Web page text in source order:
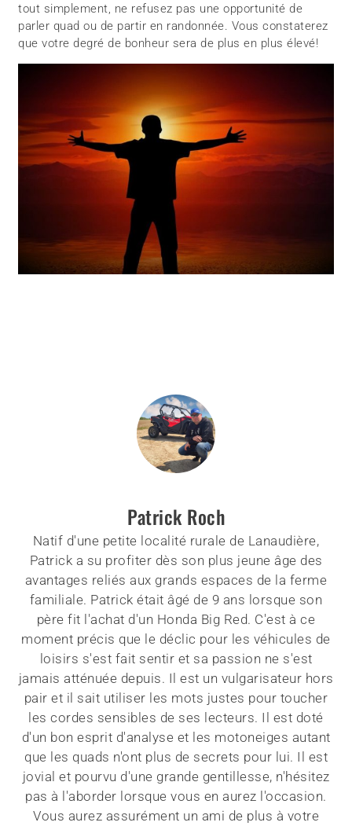
tout simplement, ne refusez pas une opportunité de
parler quad ou de partir en randonnée. Vous constaterez
que votre degré de bonheur sera de plus en plus élevé!
Patrick Roch
Natif d'une petite localité rurale de Lanaudière,
Patrick a su profiter dès son plus jeune âge des
avantages reliés aux grands espaces de la ferme
familiale. Patrick était âgé de 9 ans lorsque son
père fit l'achat d'un Honda Big Red. C'est à ce
moment précis que le déclic pour les véhicules de
loisirs s'est fait sentir et sa passion ne s'est
jamais atténuée depuis. Il est un vulgarisateur hors
pair et il sait utiliser les mots justes pour toucher
les cordes sensibles de ses lecteurs. Il est doté
d'un bon esprit d'analyse et les motoneiges autant
que les quads n'ont plus de secrets pour lui. Il est
jovial et pourvu d'une grande gentillesse, n'hésitez
pas à l'aborder lorsque vous en aurez l'occasion.
Vous aurez assurément un ami de plus à votre